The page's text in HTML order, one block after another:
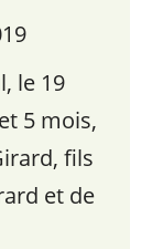
le 19
5 mois,
fils
et de